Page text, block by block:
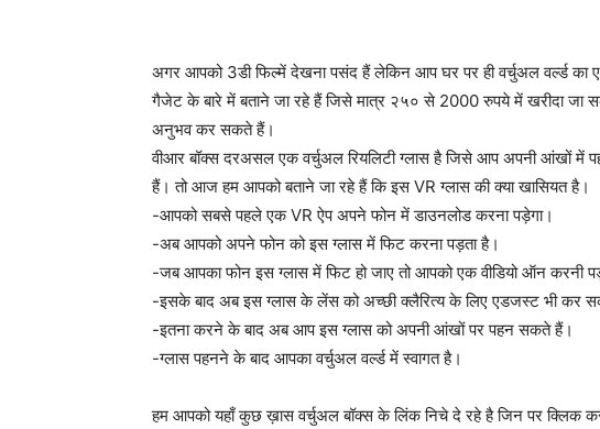
अगर आपको 3डी फिल्में देखना पसंद हैं लेकिन आप घर पर ही वर्चुअल वर्ल्ड
गैजेट के बारे में बताने जा रहे हैं जिसे मात्र २५० से 2000 रुपये में खरीदा जा
अनुभव कर सकते हैं।
वीआर बॉक्स दरअसल एक वर्चुअल रियलिटी ग्लास है जिसे आप अपनी आंखों में
हैं। तो आज हम आपको बताने जा रहे हैं कि इस VR ग्लास की क्या खासियत है।
-आपको सबसे पहले एक VR ऐप अपने फोन में डाउनलोड करना पड़ेगा।
-अब आपको अपने फोन को इस ग्लास में फिट करना पड़ता है।
-जब आपका फोन इस ग्लास में फिट हो जाए तो आपको एक वीडियो ऑन करनी
-इसके बाद अब इस ग्लास के लेंस को अच्छी क्लैरित्य के लिए एडजस्ट भी कर
-इतना करने के बाद अब आप इस ग्लास को अपनी आंखों पर पहन सकते हैं।
-ग्लास पहनने के बाद आपका वर्चुअल वर्ल्ड में स्वागत है।
हम आपको यहाँ कुछ ख़ास वर्चुअल बॉक्स के लिंक निचे दे रहे है जिन पर क्लिक